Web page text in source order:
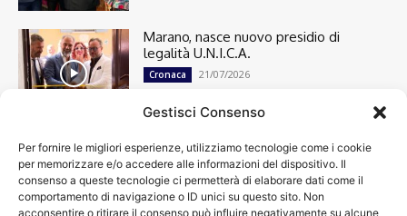
Gestisci Consenso
Per fornire le migliori esperienze, utilizziamo tecnologie come i cookie
per memorizzare e/o accedere alle informazioni del dispositivo. Il
consenso a queste tecnologie ci permetterà di elaborare dati come il
comportamento di navigazione o ID unici su questo sito. Non
acconsentire o ritirare il consenso può influire negativamente su alcune
Marano, nasce nuovo presidio di
legalità U.N.I.C.A.
Cronaca 21/07/2026
Cronaca
13501
Attualità
7305
top